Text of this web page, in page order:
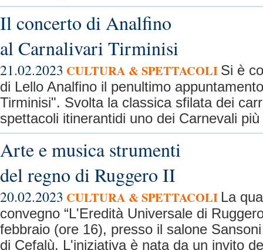
Il concerto di Analfino
al Carnalivari Tirminisi
21.02.2023 CULTURA & SPETTACOLI Si è
di Lello Analfino il penultimo
Tirminisi". Svolta la classica sfilata dei
spettacoli itinerantidi uno dei Carnevali
Arte e musica strumenti
del regno di Ruggero II
20.02.2023 CULTURA & SPETTACOLI La
convegno “L'Eredità Universale di
febbraio (ore 16), presso il salone
di Cefalù. L'iniziativa è nata da un invito